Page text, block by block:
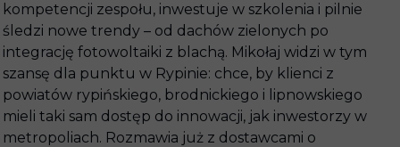
kompetencji zespołu, inwestuje w szkolenia i pilnie
śledzi nowe trendy – od dachów zielonych po
integrację fotowoltaiki z blachą. Mikołaj widzi w tym
szansę dla punktu w Rypinie: chce, by klienci z
powiatów rypińskiego, brodnickiego i lipnowskiego
mieli taki sam dostęp do innowacji, jak inwestorzy w
metropoliach. Rozmawia już z dostawcami o